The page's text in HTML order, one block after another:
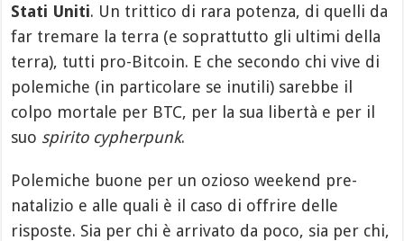
Stati Uniti. Un trittico di rara potenza, di quelli da
far tremare la terra (e soprattutto gli ultimi della
terra), tutti pro-Bitcoin. E che secondo chi vive di
polemiche (in particolare se inutili) sarebbe il
colpo mortale per BTC, per la sua libertà e per il
suo spirito cypherpunk.
Polemiche buone per un ozioso weekend pre-
natalizio e alle quali è il caso di offrire delle
risposte. Sia per chi è arrivato da poco, sia per chi,